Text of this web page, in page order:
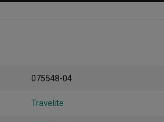
075548-04
Travelite